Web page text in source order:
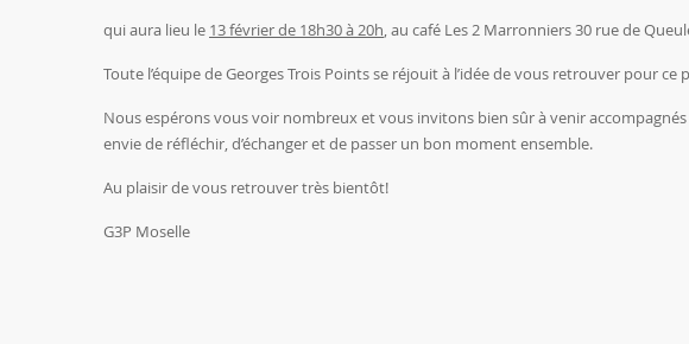
qui aura lieu le 13 février de 18h30 à 20h, au café Les 2 Marronniers 30 rue de
Toute l’équipe de Georges Trois Points se réjouit à l’idée de vous retrouver pour ce
Nous espérons vous voir nombreux et vous invitons bien sûr à venir
envie de réfléchir, d’échanger et de passer un bon moment ensemble.
Au plaisir de vous retrouver très bientôt!
G3P Moselle